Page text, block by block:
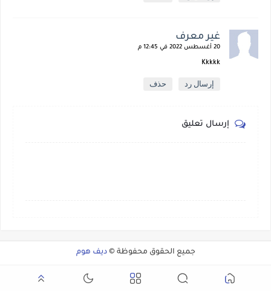
غير معرف
20 أغسطس 2022 في 12:45 م
Kkkkk
إرسال رد حذف
إرسال تعليق
جميع الحقوق محفوظة © ديف هوم